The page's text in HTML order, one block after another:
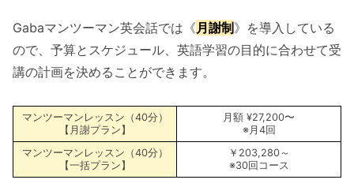
Gabaマンツーマン英会話では《月謝制 》を導入している
ので、予算とスケジュール、英語学習の目的に合わせて受
講の計画を決めることができます。
マンツーマンレッスン（40分）
【月謝プラン】
月額 ¥27,200〜
※月4回
マンツーマンレッスン（40分）
【一括プラン】
￥203,280～
※30回コース